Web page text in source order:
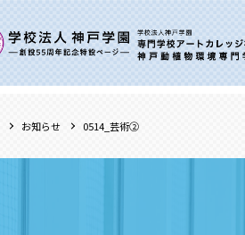
お知らせ 0514_芸術②